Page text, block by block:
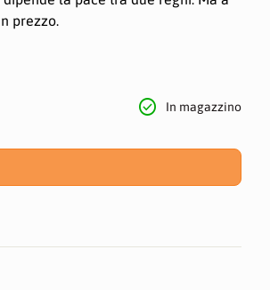
prezzo.
check_circle In magazzino